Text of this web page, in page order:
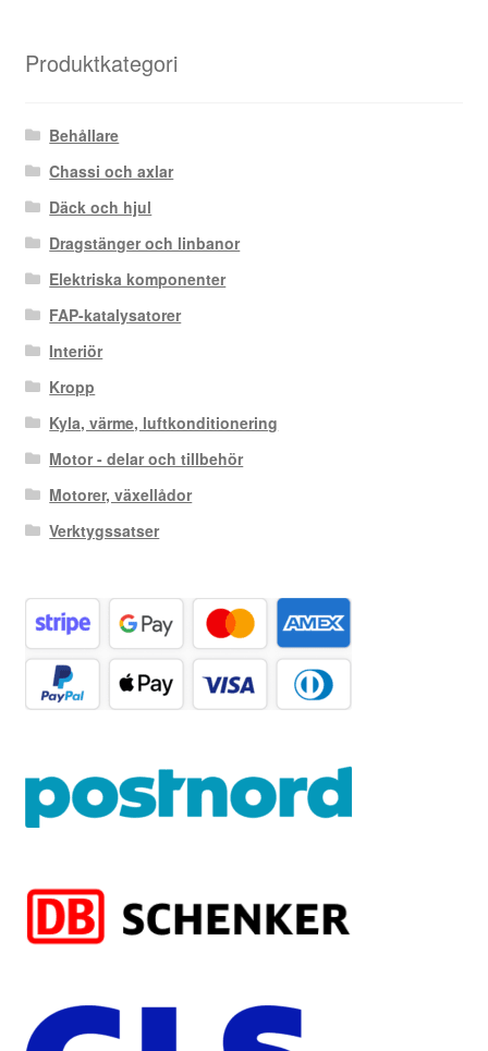
Produktkategori
Behållare
Chassi och axlar
Däck och hjul
Dragstänger och linbanor
Elektriska komponenter
FAP-katalysatorer
Interiör
Kropp
Kyla, värme, luftkonditionering
Motor - delar och tillbehör
Motorer, växellådor
Verktygssatser